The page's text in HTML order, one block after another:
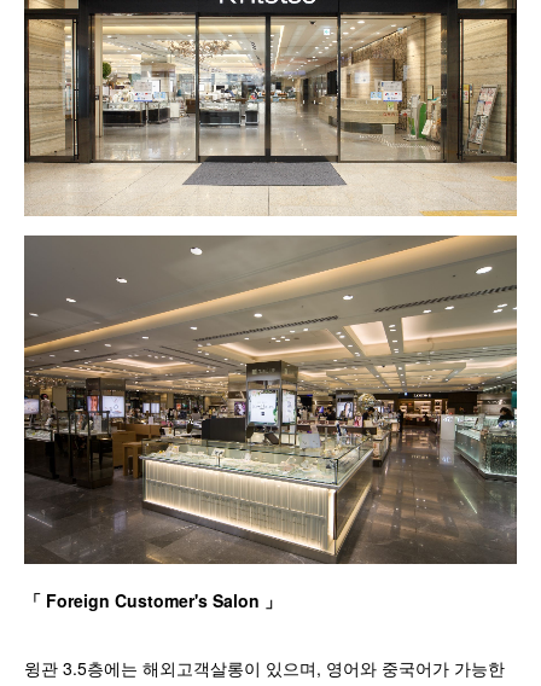
「 Foreign Customer's Salon 」
윙관 3.5층에는 해외고객살롱이 있으며, 영어와 중국어가 가능한